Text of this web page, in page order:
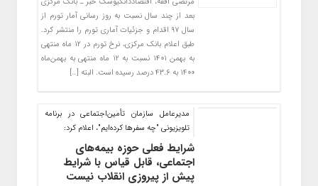
بعد از چند سال نسبت به روز رسانی آمار تورم از
سال ۹۷ اقدام و جزئیات آماری تورم را منتشر کرد.
طبق اعلام بانک مرکزی، نرخ تورم در ۱۲ ماه منتهی
به بهمن‌ ۱۴۰۱ نسبت به ۱۲ ماه منتهی به بهمن‌ماه
۱۴۰۰ به ۴۳.۶ درصد رسیده است. البته […]
مدیرعامل سازمان تأمین‌اجتماعی در برنامه
تلویزیونی "چه سفرها کرده‌ایم"، اعلام کرد:
شرایط فعلی حوزه بیمه‌های
اجتماعی، قابل قیاس با شرایط
پیش از پیروزی انقلاب نیست